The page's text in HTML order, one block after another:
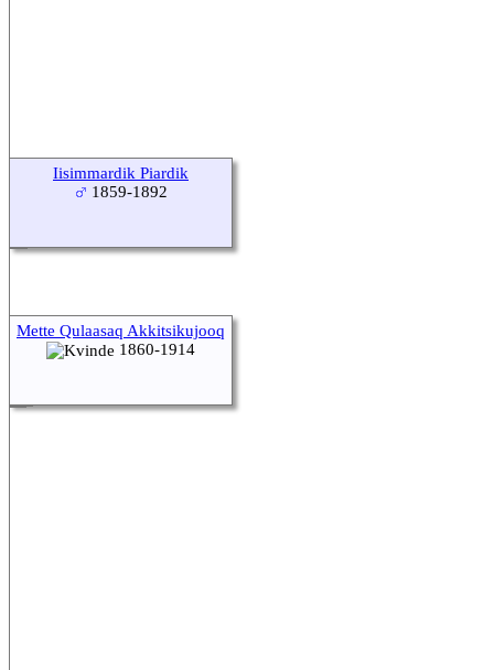
Iisimmardik Piardik
1859-1892
Mette Qulaasaq Akkitsikujooq
1860-1914